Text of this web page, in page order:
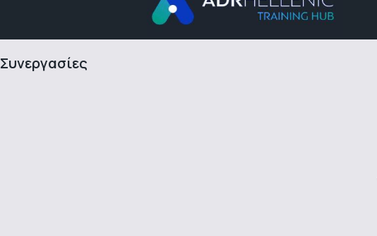
Συνεργασίες